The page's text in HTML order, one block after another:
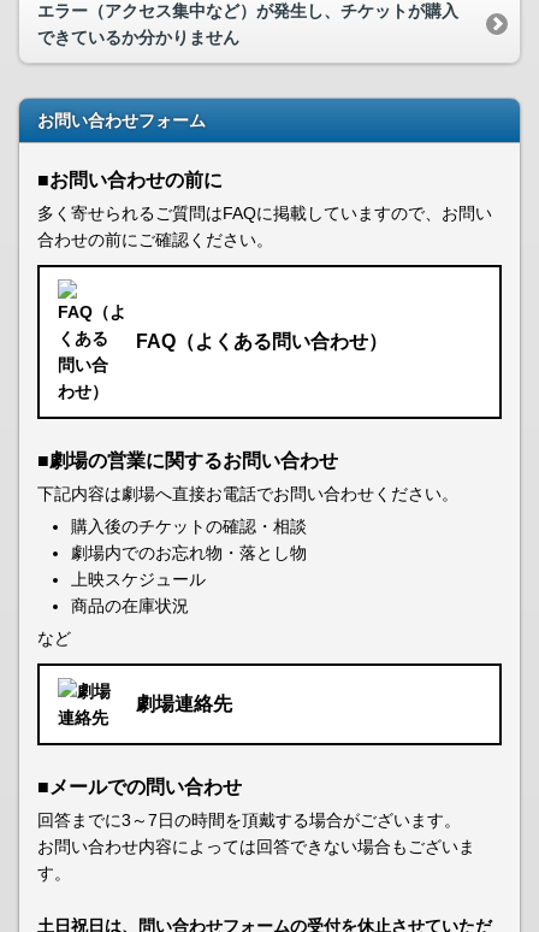
エラー（アクセス集中など）が発生し、チケットが購入
できているか分かりません
お問い合わせフォーム
■お問い合わせの前に
多く寄せられるご質問はFAQに掲載していますので、お問い
合わせの前にご確認ください。
FAQ（よくある問い合わせ）
■劇場の営業に関するお問い合わせ
下記内容は劇場へ直接お電話でお問い合わせください。
購入後のチケットの確認・相談
劇場内でのお忘れ物・落とし物
上映スケジュール
商品の在庫状況
など
劇場連絡先
■メールでの問い合わせ
回答までに3～7日の時間を頂戴する場合がございます。
お問い合わせ内容によっては回答できない場合もございま
す。
土日祝日は、問い合わせフォームの受付を休止させていただ